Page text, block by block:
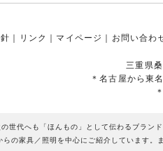
リンク マイページ お問い合わ
三重県
＊名古屋から東
世代へも「ほんもの」として伝わるブラン
の家具／照明を中心にご紹介しています